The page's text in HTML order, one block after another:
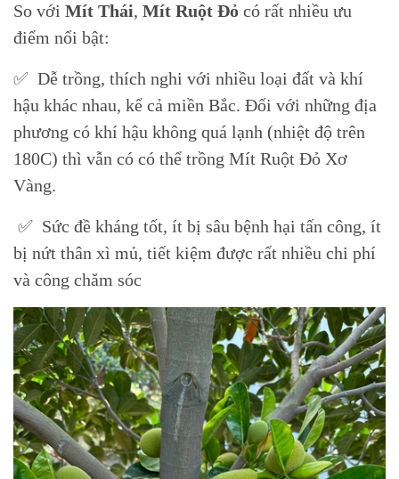
So với Mít Thái, Mít Ruột Đỏ có rất nhiều ưu
điểm nổi bật:
✅ Dễ trồng, thích nghi với nhiều loại đất và khí
hậu khác nhau, kể cả miền Bắc. Đối với những địa
phương có khí hậu không quá lạnh (nhiệt độ trên
180C) thì vẫn có có thể trồng Mít Ruột Đỏ Xơ
Vàng.
✅ Sức đề kháng tốt, ít bị sâu bệnh hại tấn công, ít
bị nứt thân xì mủ, tiết kiệm được rất nhiều chi phí
và công chăm sóc